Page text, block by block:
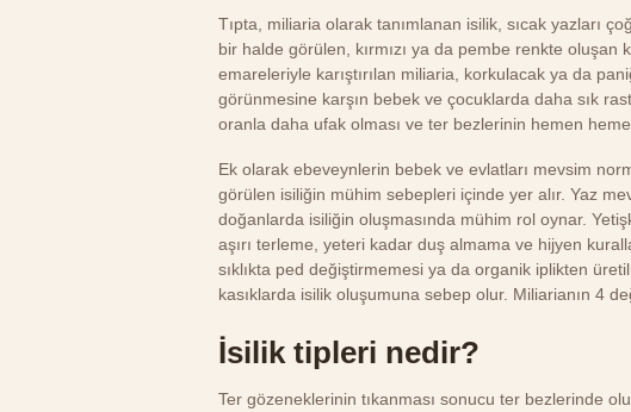
Tıpta, miliaria olarak tanımlanan isilik, sıcak yazları
bir halde görülen, kırmızı ya da pembe renkte oluşan
emareleriyle karıştırılan miliaria, korkulacak ya da
görünmesine karşın bebek ve çocuklarda daha sık
oranla daha ufak olması ve ter bezlerinin hemen
Ek olarak ebeveynlerin bebek ve evlatları mevsim
görülen isiliğin mühim sebepleri içinde yer alır. Yaz
doğanlarda isiliğin oluşmasında mühim rol oynar.
aşırı terleme, yeteri kadar duş almama ve hijyen
sıklıkta ped değiştirmemesi ya da organik iplikten
kasıklarda isilik oluşumuna sebep olur. Miliarianın 4
İsilik tipleri nedir?
Ter gözeneklerinin tıkanması sonucu ter bezlerinde